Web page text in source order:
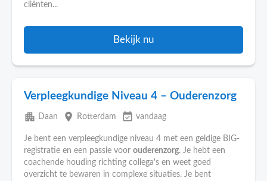
cliënten...
Bekijk nu
Verpleegkundige Niveau 4 – Ouderenzorg
apartment Daan place Rotterdam event_available vandaag
Je bent een verpleegkundige niveau 4 met een geldige BIG-
registratie en een passie voor ouderenzorg. Je hebt een
coachende houding richting collega's en weet goed
overzicht te bewaren in complexe situaties. Je bent